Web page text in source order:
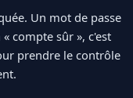
Un mot de passe
compte sûr », c'est
prendre le contrôle